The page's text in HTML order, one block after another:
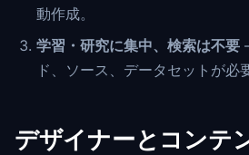
動作成。
学習・研究に集中、検索は不要
ド、ソース、データセットが必
デザイナーとコンテ